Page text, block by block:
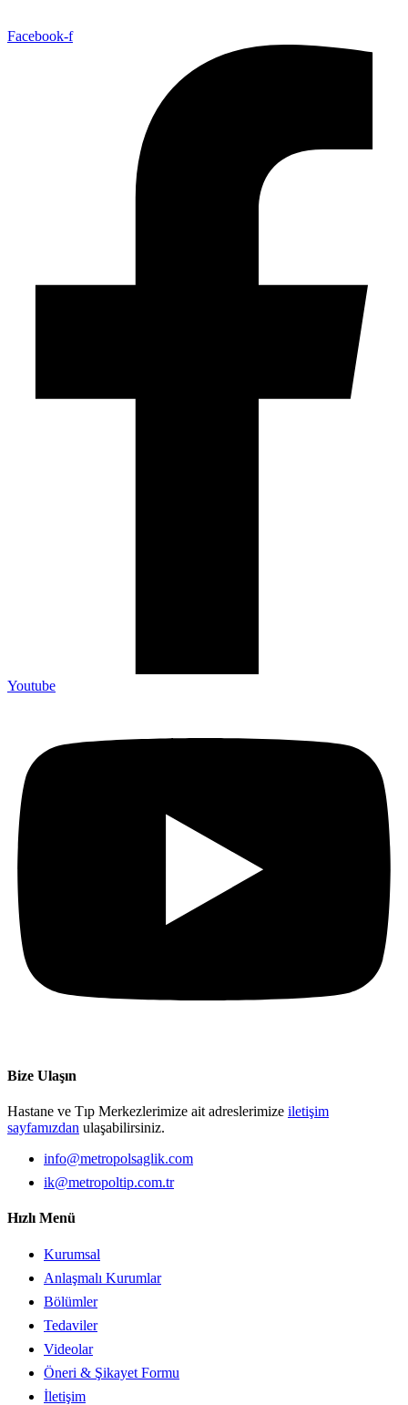
Facebook-f
Youtube
Bize Ulaşın
Hastane ve Tıp Merkezlerimize ait adreslerimize iletişim
sayfamızdan ulaşabilirsiniz.
info@metropolsaglik.com
ik@metropoltip.com.tr
Hızlı Menü
Kurumsal
Anlaşmalı Kurumlar
Bölümler
Tedaviler
Videolar
Öneri & Şikayet Formu
İletişim